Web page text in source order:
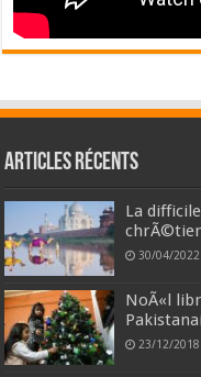
Articles récents
La
30/04/2022
NoÃ«l
23/12/2018